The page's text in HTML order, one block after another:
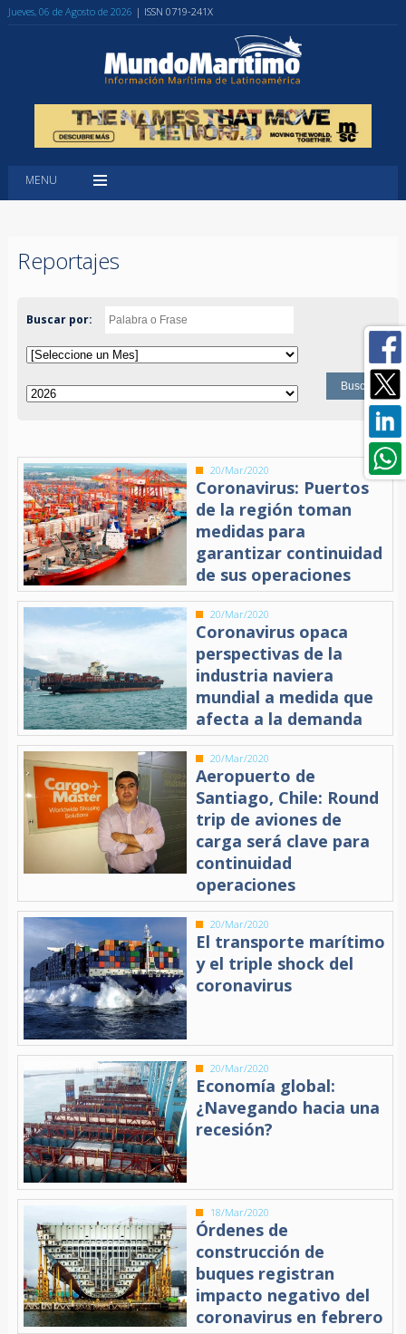
Jueves, 06 de Agosto de 2026 | ISSN 0719-241X
MENU
Reportajes
Buscar por:
20/Mar/2020
Coronavirus: Puertos
de la región toman
medidas para
garantizar continuidad
de sus operaciones
20/Mar/2020
Coronavirus opaca
perspectivas de la
industria naviera
mundial a medida que
afecta a la demanda
20/Mar/2020
Aeropuerto de
Santiago, Chile: Round
trip de aviones de
carga será clave para
continuidad
operaciones
20/Mar/2020
El transporte marítimo
y el triple shock del
coronavirus
20/Mar/2020
Economía global:
¿Navegando hacia una
recesión?
18/Mar/2020
Órdenes de
construcción de
buques registran
impacto negativo del
coronavirus en febrero